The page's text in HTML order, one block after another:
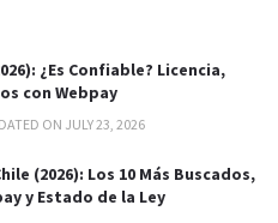
¿Es Confiable? Licencia,
con Webpay
ON JULY 23, 2026
(2026): Los 10 Más Buscados,
y Estado de la Ley